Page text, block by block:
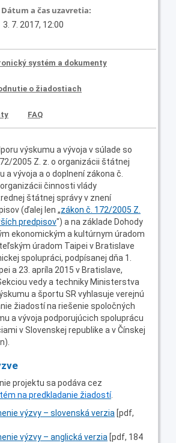
Dátum a čas uzavretia:
3. 7. 2017, 12:00
systém a dokumenty
o žiadostiach
FAQ
výskumu a vývoja v súlade so
2005 Z. z. o organizácii štátnej
a vývoja a o doplnení zákona č.
činnosti vlády
štátnej správy v znení
(ďalej len „zákon č. 172/2005 Z.
predpisov") a na základe Dohody
ekonomickým a kultúrnym úradom
úradom Taipei v Bratislave
spolupráci, podpísanej dňa 1.
a 23. apríla 2015 v Bratislave,
vedy a techniky Ministerstva
a športu SR vyhlasuje verejnú
žiadostí na riešenie spoločných
a vývoja podporujúcich spoluprácu
v Slovenskej republike a v Čínskej
projektu sa podáva cez
na predkladanie žiadostí.
výzvy – slovenská verzia [pdf,
výzvy – anglická verzia [pdf, 184